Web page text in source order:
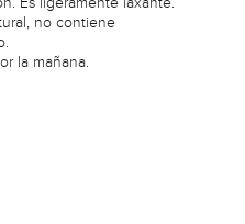
Es ligeramente laxante.
no contiene
la mañana.